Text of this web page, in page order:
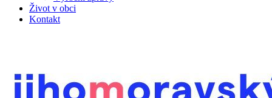
Život v obci
Kontakt